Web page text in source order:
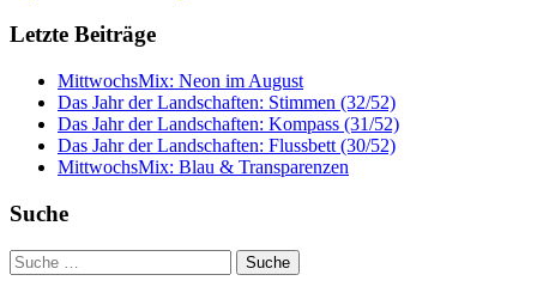
Letzte Beiträge
MittwochsMix: Neon im August
Das Jahr der Landschaften: Stimmen (32/52)
Das Jahr der Landschaften: Kompass (31/52)
Das Jahr der Landschaften: Flussbett (30/52)
MittwochsMix: Blau & Transparenzen
Suche
Suche
nach: